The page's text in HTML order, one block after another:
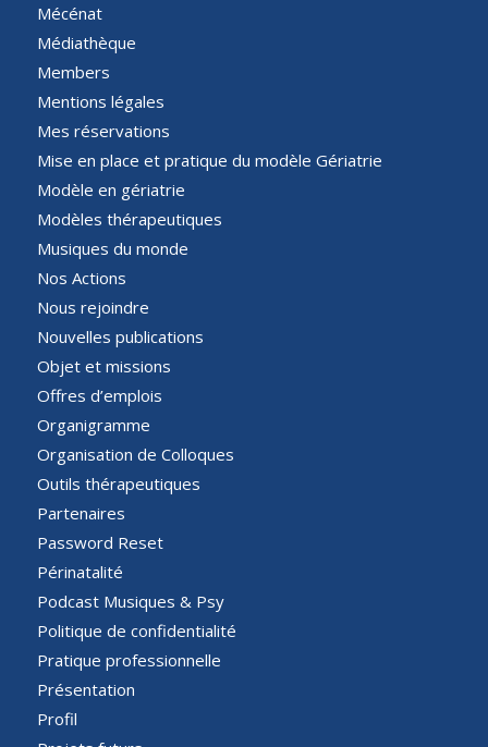
Mécénat
Médiathèque
Members
Mentions légales
Mes réservations
Mise en place et pratique du modèle Gériatrie
Modèle en gériatrie
Modèles thérapeutiques
Musiques du monde
Nos Actions
Nous rejoindre
Nouvelles publications
Objet et missions
Offres d’emplois
Organigramme
Organisation de Colloques
Outils thérapeutiques
Partenaires
Password Reset
Périnatalité
Podcast Musiques & Psy
Politique de confidentialité
Pratique professionnelle
Présentation
Profil